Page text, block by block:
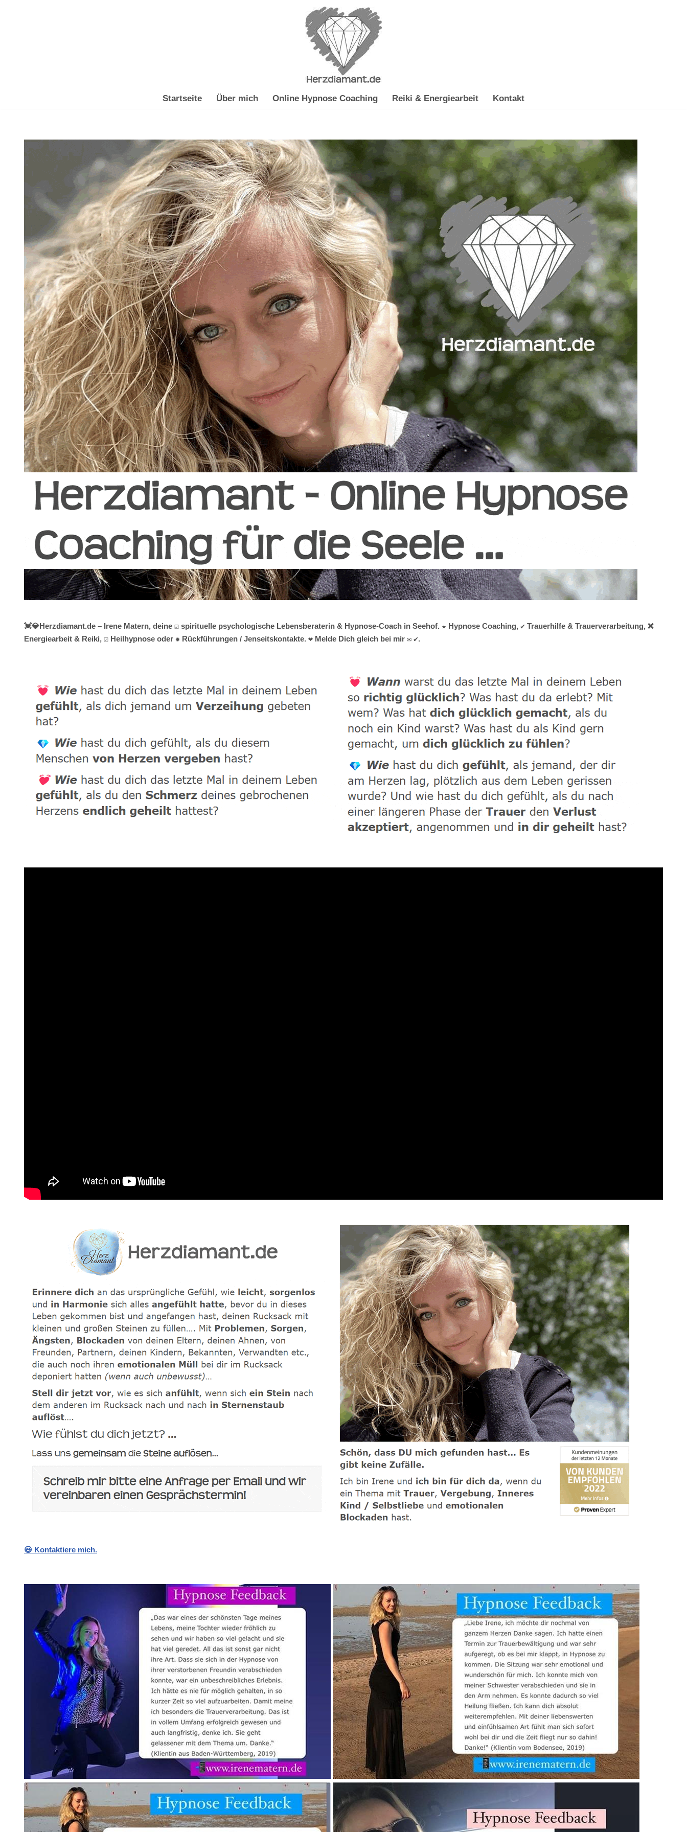
Startseite Über mich Online Hypnose Coaching Reiki & Energiearbeit Kontakt
💓️💎Herzdiamant.de – Irene Matern, deine ☑️ spirituelle psychologische Lebensberaterin & Hypnose-Coach in Seehof. ★ Hypnose Coaching, ✔️ Trauerhilfe & Trauerverarbeitung, ❌
Energiearbeit & Reiki, ☑️ Heilhypnose oder ✹ Rückführungen / Jenseitskontakte. ❤ Melde Dich gleich bei mir ✉ ✔.
😃 Kontaktiere mich.